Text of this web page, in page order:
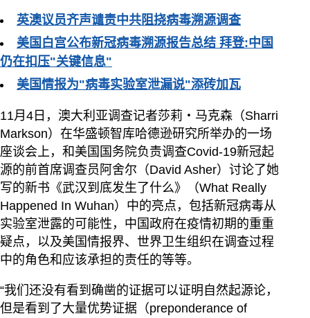
英澳议员齐声谴责中共阻挠病毒溯源调查
美国白宫公布新冠病毒溯源报告总结 拜登:中国
仍在扣压"关键信息"
美国情报为"病毒实验室泄漏说"添砖加瓦
11月4日，澳大利亚调查记者莎莉・马克森（Sharri
Markson）在华盛顿智库哈德逊研究所举办的一场
座谈会上，和美国国务院负责调查Covid-19新冠起
源的前首席调查员阿舍尔（David Asher）讨论了她
写的新书《武汉到底发生了什么》（What Really
Happened In Wuhan）中的亮点，包括新冠病毒从
实验室泄露的可能性，中国政府在疫情初期的重重
疑点，以及美国情报界、世界卫生组织在调查过程
中的角色和应该承担的责任的等等。
“我们还没有看到确凿的证据可以证明自然起源论，
但是看到了大量优势证据（preponderance of